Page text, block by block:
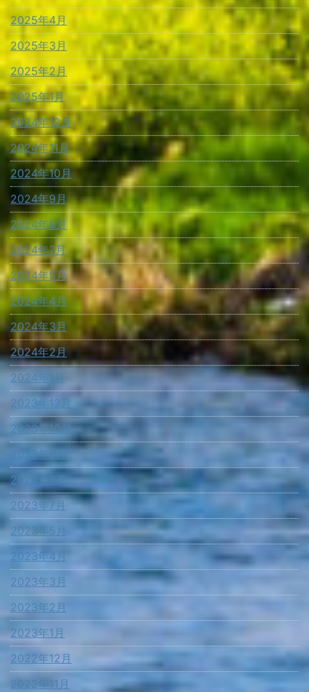
2025年4月
2025年3月
2025年2月
2025年1月
2024年12月
2024年11月
2024年10月
2024年9月
2024年8月
2024年7月
2024年5月
2024年4月
2024年3月
2024年2月
2024年1月
2023年12月
2023年10月
2023年9月
2023年8月
2023年7月
2023年5月
2023年4月
2023年3月
2023年2月
2023年1月
2022年12月
2022年11月